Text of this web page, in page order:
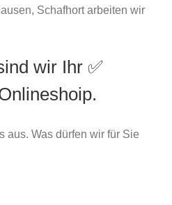
Schafhort arbeiten wir
wir Ihr ✅
aus. Was dürfen wir für Sie